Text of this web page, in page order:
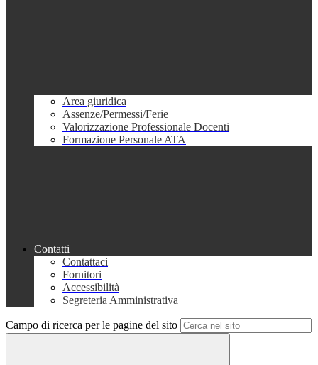
Area giuridica
Assenze/Permessi/Ferie
Valorizzazione Professionale Docenti
Formazione Personale ATA
Contatti
Contattaci
Fornitori
Accessibilità
Segreteria Amministrativa
Campo di ricerca per le pagine del sito